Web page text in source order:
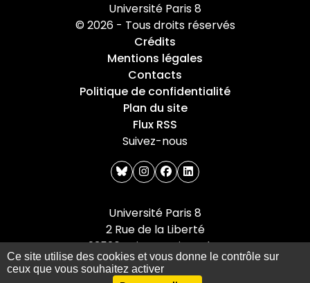
Ce site utilise des cookies et vous donne le contrôle sur
ceux que vous souhaitez activer
Université Paris 8
© 2026 - Tous droits réservés
Crédits
Mentions légales
Contacts
Politique de confidentialité
Plan du site
Flux RSS
Suivez-nous
blueskyinstagram
facebook
linkedin
Université Paris 8
2 Rue de la Liberté
93526 Saint-Denis cedex
Tel : +33(0)1 49 40 67 89